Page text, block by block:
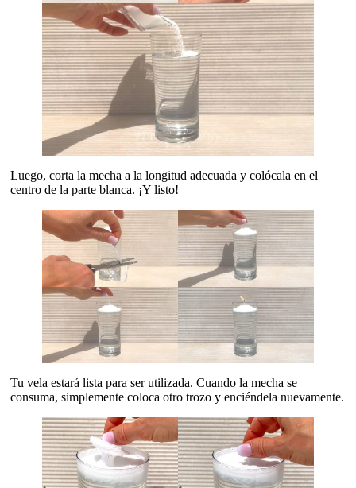
Luego, corta la mecha a la longitud adecuada y colócala en el
centro de la parte blanca. ¡Y listo!
Tu vela estará lista para ser utilizada. Cuando la mecha se
consuma, simplemente coloca otro trozo y enciéndela nuevamente.